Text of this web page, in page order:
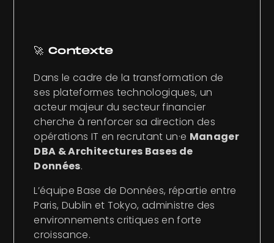
🚀 Contexte
Dans le cadre de la transformation de
ses plateformes technologiques, un
acteur majeur du secteur financier
cherche à renforcer sa direction des
opérations IT en recrutant un·e Manager
DBA & Architectures Bases de
Données.
L’équipe Base de Données, répartie entre
Paris, Dublin et Tokyo, administre des
environnements critiques en forte
croissance.